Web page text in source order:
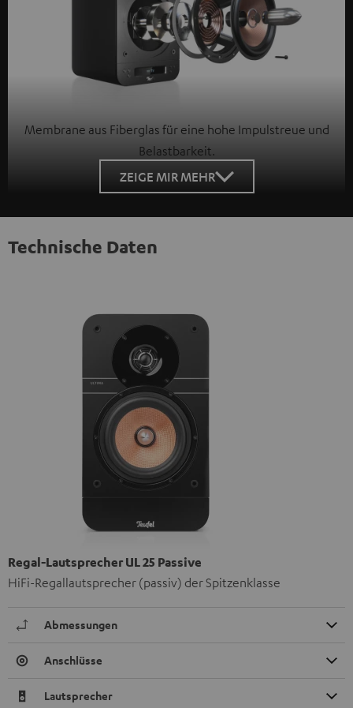
Membrane aus Fiberglas für eine hohe Impulstreue und
Belastbarkeit.
ZEIGE MIR MEHR
Technische Daten
Regal-Lautsprecher UL 25 Passive
HiFi-Regallautsprecher (passiv) der Spitzenklasse
Abmessungen
Anschlüsse
Lautsprecher